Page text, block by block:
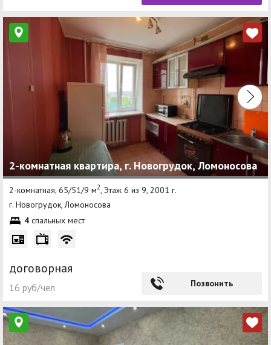
2-комнатная квартира, г. Новогрудок, Ломоносова
2-комнатная, 65/51/9 м2, Этаж 6 из 9, 2001 г.
г. Новогрудок, Ломоносова
4 спальных мест
договорная
16 руб/чел Позвонить